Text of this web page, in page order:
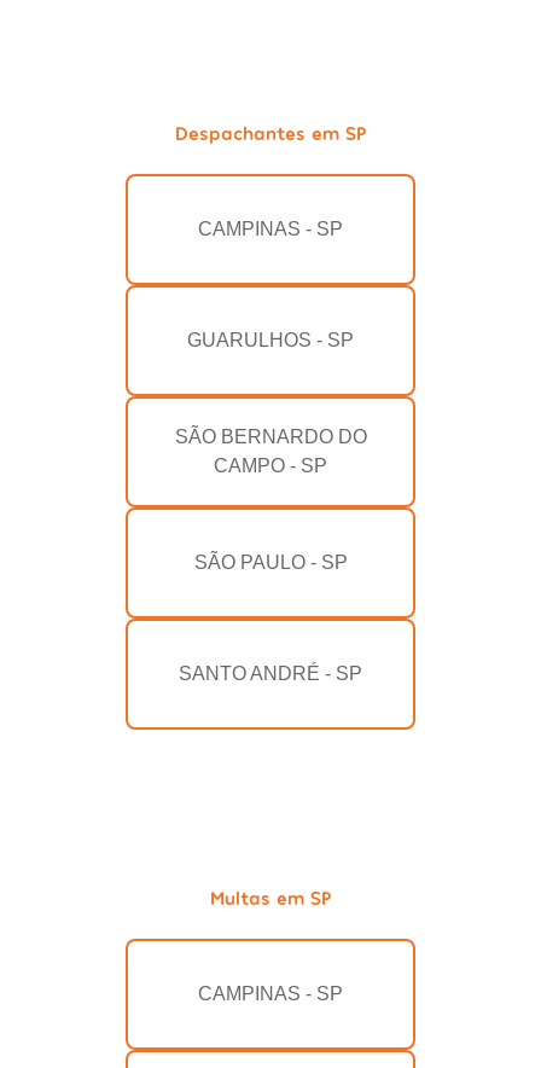
Despachantes em SP
CAMPINAS - SP
GUARULHOS - SP
SÃO BERNARDO DO
CAMPO - SP
SÃO PAULO - SP
SANTO ANDRÉ - SP
Multas em SP
CAMPINAS - SP